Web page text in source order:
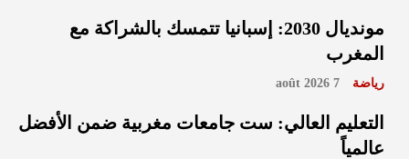
مونديال 2030: إسبانيا تتمسك بالشراكة مع
المغرب
رياضة 7 août 2026
التعليم العالي: ست جامعات مغربية ضمن الأفضل
عالمياً